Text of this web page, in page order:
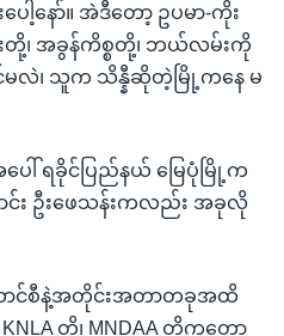
ါ့နော်။ အဲဒီတော့ ဥပမာ-ကိုး
တို့၊ အခွန်ကိစ္စတို့၊ ဘယ်လမ်းကို
မလဲ၊ သူက သိန္နီဆိုတဲ့မြို့ကနေ မ
ါ် ရခိုင်ပြည်နယ် မြေပုံမြို့က
း ဦးဖေသန်းကလည်း အခုလို
ောင်စီနဲ့အတိုင်းအတာတခုအထိ
တို့၊ MNDAA တို့ကတော့